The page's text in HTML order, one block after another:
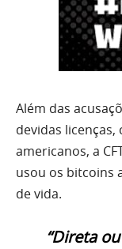
Além das
devidas
americanos, a
usou os bitcoins
de vida.
“Direta